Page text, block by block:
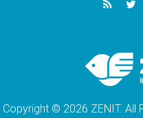
Copyright © 2026 ZENIT. All